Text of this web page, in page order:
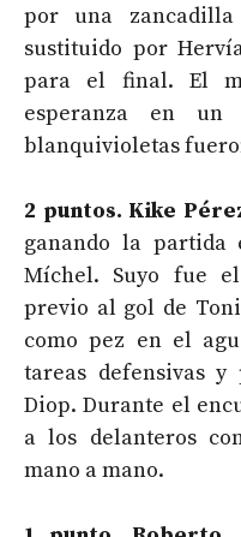
por una
sustituido por
para el final. El
esperanza en
blanquivioletas
2 puntos. Kike
ganando la
Míchel. Suyo fue
previo al gol de
como pez en el
tareas defensivas
Diop. Durante el
a los delanteros
mano a mano.